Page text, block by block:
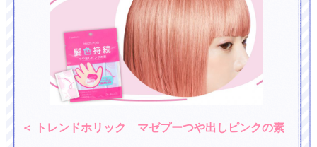
＜ トレンドホリック マゼプーつや出しピンクの素